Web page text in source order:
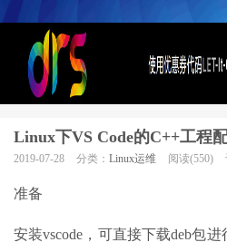
Linux下VS Code的C++工程
2019-07-28 分类： Linux运维 阅读(550)
准备
安装vscode，可直接下载deb包